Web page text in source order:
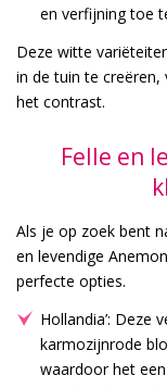
en verfijning toe
Deze witte
in de tuin te
het contrast.
Felle en
Als je op zoek bent
en levendige
perfecte opties.
Hollandia’: Deze
karmozijnrode
waardoor het